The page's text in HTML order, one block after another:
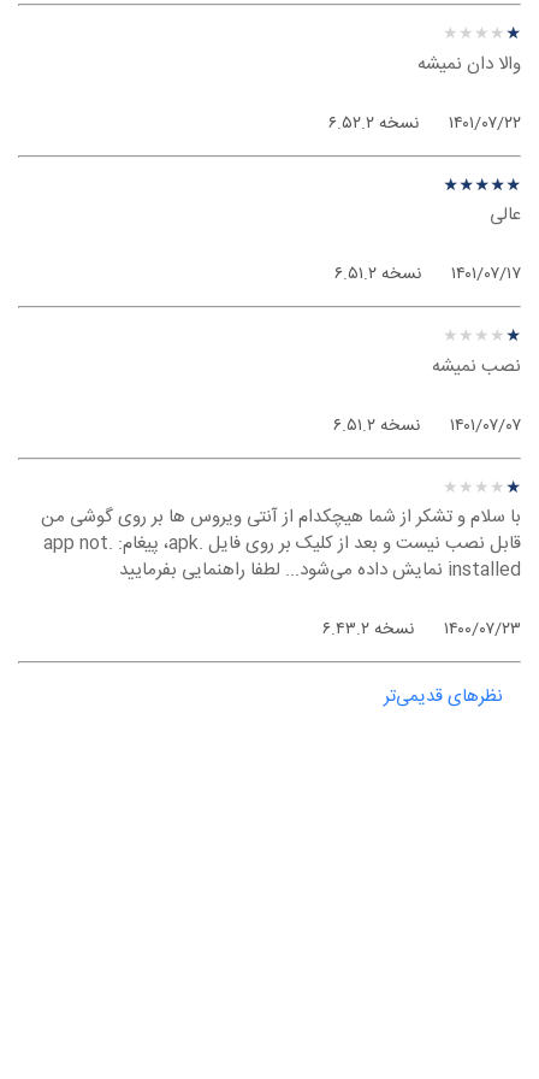
نظر درباره ‫Avast Anti Virus - اندروید
★★★★★
★
★
★
★
★
والا دان نمیشه
۱۴۰۱/۰۷/۲۲ نسخه ۶.۵۲.۲
نظر درباره ‫Avast Anti Virus - اندروید
★★★★★
★
★
★
★
★
عالی
۱۴۰۱/۰۷/۱۷ نسخه ۶.۵۱.۲
نظر درباره ‫Avast Anti Virus - اندروید
★★★★★
★
★
★
★
★
نصب نمیشه
۱۴۰۱/۰۷/۰۷ نسخه ۶.۵۱.۲
نظر درباره ‫Avast Anti Virus - اندروید
★★★★★
★
★
★
★
★
با سلام و تشکر از شما هیچکدام از آنتی ویروس ها بر روی گوشی من
قابل نصب نیست و بعد از کلیک بر روی فایل .apk، پیغام: .app not
installed نمایش داده می‌شود... لطفا راهنمایی بفرمایید
۱۴۰۰/۰۷/۲۳ نسخه ۶.۴۳.۲
نظرهای قدیمی‌تر